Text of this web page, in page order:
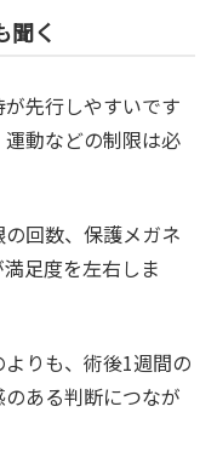
聞く
先行しやすいです
動などの制限は必
回数、保護メガネ
足度を左右しま
りも、術後1週間の
ある判断につなが